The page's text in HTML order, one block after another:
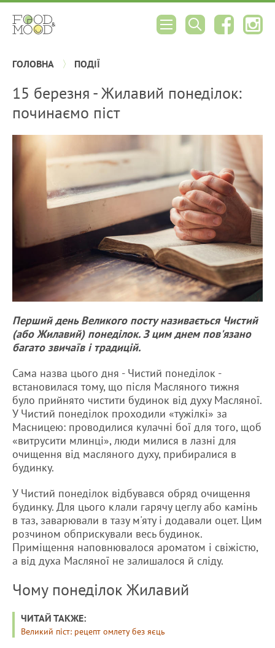
ГОЛОВНА ПОДІЇ
15 березня - Жилавий понеділок:
починаємо піст
Перший день Великого посту називається Чистий
(або Жилавий) понеділок. З цим днем ​​пов'язано
багато звичаїв і традицій.
Сама назва цього дня - Чистий понеділок -
встановилася тому, що після Масляного тижня
було прийнято чистити будинок від духу Масляної.
У Чистий понеділок проходили «тужілкі» за
Масницею: проводилися кулачні бої для того, щоб
«витрусити млинці», люди милися в лазні для
очищення від масляного духу, прибиралися в
будинку.
У Чистий понеділок відбувався обряд очищення
будинку. Для цього клали гарячу цеглу або камінь
в таз, заварювали в тазу м'яту і додавали оцет. Цим
розчином обприскували весь будинок.
Приміщення наповнювалося ароматом і свіжістю,
а від духа Масляної не залишалося й сліду.
Чому понеділок Жилавий
ЧИТАЙ ТАКЖЕ:
Великий піст: рецепт омлету без яєць